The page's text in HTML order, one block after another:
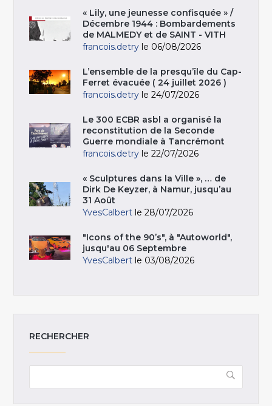
« Lily, une jeunesse confisquée » /
Décembre 1944 : Bombardements
de MALMEDY et de SAINT - VITH
francois.detry le 06/08/2026
L’ensemble de la presqu’île du Cap-
Ferret évacuée ( 24 juillet 2026 )
francois.detry le 24/07/2026
Le 300 ECBR asbl a organisé la
reconstitution de la Seconde
Guerre mondiale à Tancrémont
francois.detry le 22/07/2026
« Sculptures dans la Ville », … de
Dirk De Keyzer, à Namur, jusqu’au
31 Août
YvesCalbert le 28/07/2026
"Icons of the 90’s", à "Autoworld",
jusqu'au 06 Septembre
YvesCalbert le 03/08/2026
RECHERCHER